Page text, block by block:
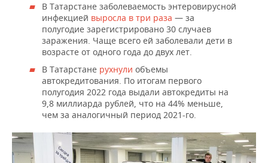
В Татарстане заболеваемость энтеровирусной
инфекцией выросла в три раза — за
полугодие зарегистрировано 30 случаев
заражения. Чаще всего ей заболевали дети в
возрасте от одного года до двух лет.
В Татарстане рухнули объемы
автокредитования. По итогам первого
полугодия 2022 года выдали автокредиты на
9,8 миллиарда рублей, что на 44% меньше,
чем за аналогичный период 2021-го.